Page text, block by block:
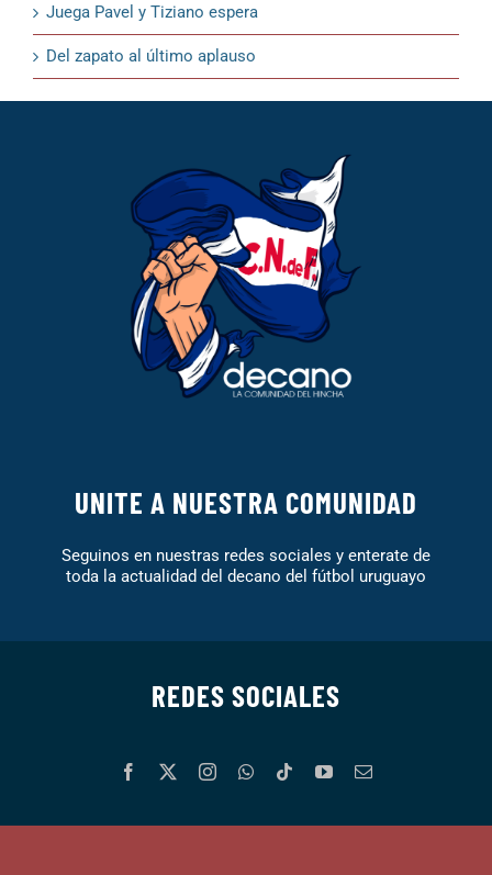
Juega Pavel y Tiziano espera
Del zapato al último aplauso
UNITE A NUESTRA COMUNIDAD
Seguinos en nuestras redes sociales y enterate de
toda la actualidad del decano del fútbol uruguayo
REDES SOCIALES